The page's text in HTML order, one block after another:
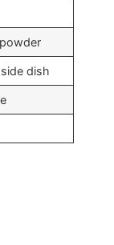
dish